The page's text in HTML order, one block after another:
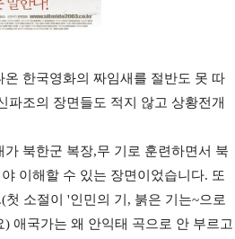
온 한국영화의 짜임새를 절반도 못 따
파조의 장면들도 적지 않고 상황전개
가 북한군 복장,무 기로 훈련하면서 북
이해할 수 있는 장면이었습니다. 또
.(첫 소절이 '인민의 기, 붉은 기는~으로
) 애국가는 왜 안익태 곡으로 안 부르고